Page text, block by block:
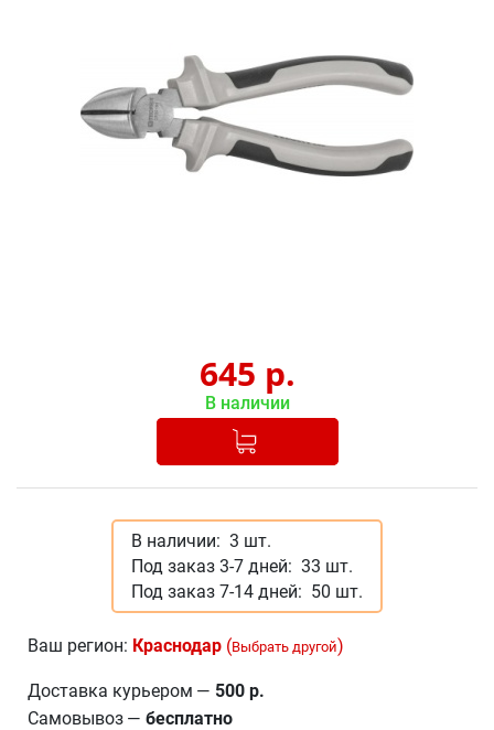
645 р.
В наличии
Добавлено в корзину
В наличии: 3 шт.
Под заказ 3-7 дней: 33 шт.
Под заказ 7-14 дней: 50 шт.
Ваш регион: Краснодар (Выбрать другой)
Доставка курьером — 500 р.
Самовывоз — бесплатно